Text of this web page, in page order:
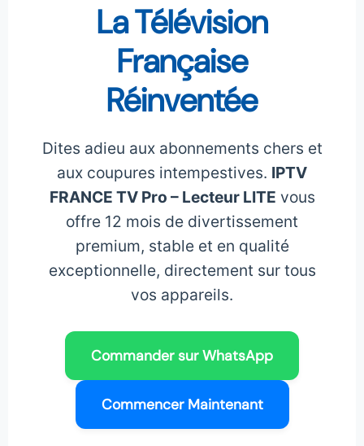
La Télévision
Française
Réinventée
Dites adieu aux abonnements chers et
aux coupures intempestives. IPTV
FRANCE TV Pro – Lecteur LITE vous
offre 12 mois de divertissement
premium, stable et en qualité
exceptionnelle, directement sur tous
vos appareils.
Commander sur WhatsApp
Commencer Maintenant